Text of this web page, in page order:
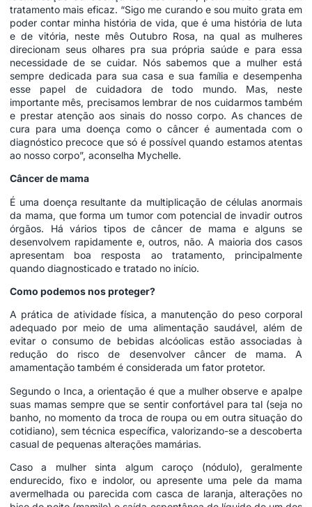
tratamento mais eficaz. “Sigo me curando e sou muito grata em
poder contar minha história de vida, que é uma história de luta
e de vitória, neste mês Outubro Rosa, na qual as mulheres
direcionam seus olhares pra sua própria saúde e para essa
necessidade de se cuidar. Nós sabemos que a mulher está
sempre dedicada para sua casa e sua família e desempenha
esse papel de cuidadora de todo mundo. Mas, neste
importante mês, precisamos lembrar de nos cuidarmos também
e prestar atenção aos sinais do nosso corpo. As chances de
cura para uma doença como o câncer é aumentada com o
diagnóstico precoce que só é possível quando estamos atentas
ao nosso corpo”, aconselha Mychelle.
Câncer de mama
É uma doença resultante da multiplicação de células anormais
da mama, que forma um tumor com potencial de invadir outros
órgãos. Há vários tipos de câncer de mama e alguns se
desenvolvem rapidamente e, outros, não. A maioria dos casos
apresentam boa resposta ao tratamento, principalmente
quando diagnosticado e tratado no início.
Como podemos nos proteger?
A prática de atividade física, a manutenção do peso corporal
adequado por meio de uma alimentação saudável, além de
evitar o consumo de bebidas alcóolicas estão associadas à
redução do risco de desenvolver câncer de mama. A
amamentação também é considerada um fator protetor.
Segundo o Inca, a orientação é que a mulher observe e apalpe
suas mamas sempre que se sentir confortável para tal (seja no
banho, no momento da troca de roupa ou em outra situação do
cotidiano), sem técnica específica, valorizando-se a descoberta
casual de pequenas alterações mamárias.
Caso a mulher sinta algum caroço (nódulo), geralmente
endurecido, fixo e indolor, ou apresente uma pele da mama
avermelhada ou parecida com casca de laranja, alterações no